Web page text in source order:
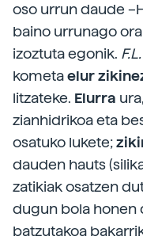
oso urrun daude
baino urrunago
izoztuta egonik.
kometaelur
litzateke. Elurra
zianhidrikoa eta
osatuko lukete;
dauden hauts
zatikiak osatzen
dugun bola honen
batzutakoa